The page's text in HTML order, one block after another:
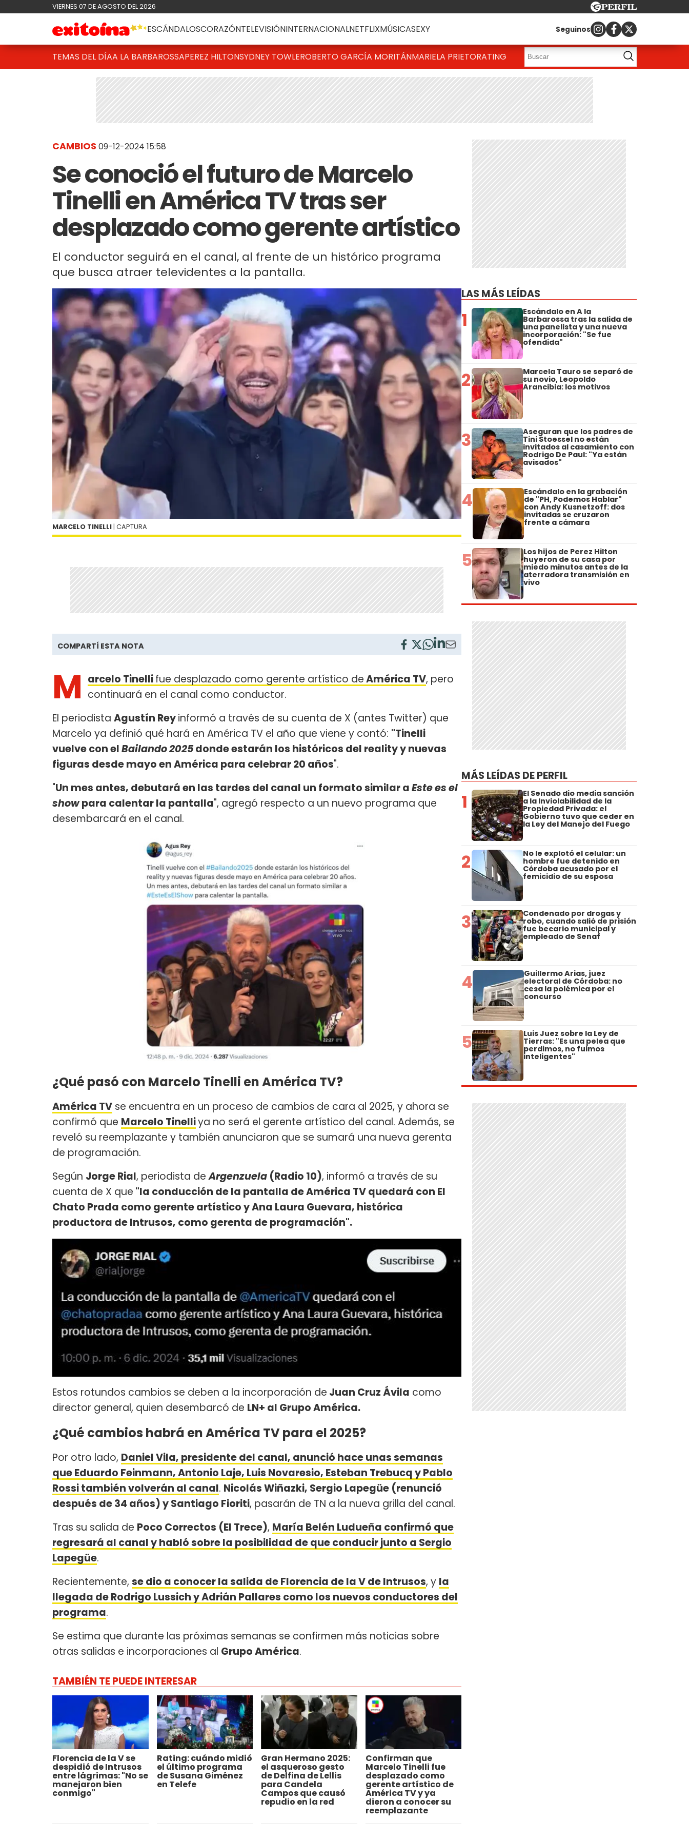
VIERNES 07 DE AGOSTO DEL 2026
ESCÁNDALOSCORAZÓNTELEVISIÓNINTERNACIONALNETFLIXMÚSICASEXY Seguinos
TEMAS DEL DÍAA LA BARBAROSSAPEREZ HILTONSYDNEY TOWLEROBERTO GARCÍA MORITÁNMARIELA PRIETORATING
CAMBIOS 09-12-2024 15:58
Se conoció el futuro de Marcelo
Tinelli en América TV tras ser
desplazado como gerente artístico
El conductor seguirá en el canal, al frente de un histórico programa
que busca atraer televidentes a la pantalla.
MARCELO TINELLI | CAPTURA
COMPARTÍ ESTA NOTA
M arcelo Tinellifue desplazado como gerente artístico deAmérica TV, pero
continuará en el canal como conductor.
El periodista Agustín Reyinformó a través de su cuenta de X (antes Twitter) que
Marcelo ya definió qué hará en América TV el año que viene y contó: "Tinelli
vuelve con elBailando 2025donde estarán los históricos del reality y nuevas
figuras desde mayo en América para celebrar 20 años".
"Un mes antes, debutará en las tardes del canal un formato similar aEste es el
showpara calentar la pantalla", agregó respecto a un nuevo programa que
desembarcará en el canal.
¿Qué pasó con Marcelo Tinelli en América TV?
América TV se encuentra en un proceso de cambios de cara al 2025, y ahora se
confirmó que Marcelo Tinelliya no será el gerente artístico del canal. Además, se
reveló su reemplazante y también anunciaron que se sumará una nueva gerenta
de programación.
Según Jorge Rial, periodista deArgenzuela (Radio 10), informó a través de su
cuenta de X que "la conducción de la pantalla de América TV quedará con El
Chato Prada como gerente artístico y Ana Laura Guevara, histórica
productora de Intrusos, como gerenta de programación".
Estos rotundos cambios se deben a la incorporación de Juan Cruz Ávila como
director general, quien desembarcó de LN+ al Grupo América.
¿Qué cambios habrá en América TV para el 2025?
Por otro lado, Daniel Vila, presidente del canal, anunció hace unas semanas
que Eduardo Feinmann, Antonio Laje, Luis Novaresio, Esteban Trebucq y Pablo
Rossi también volverán al canal. Nicolás Wiñazki, Sergio Lapegüe (renunció
después de 34 años) y Santiago Fioriti, pasarán de TN a la nueva grilla del canal.
Tras su salida de Poco Correctos (El Trece), María Belén Ludueña confirmó que
regresará al canal y habló sobre la posibilidad de que conducir junto a Sergio
Lapegüe.
Recientemente, se dio a conocer la salida de Florencia de la V de Intrusos, y la
llegada de Rodrigo Lussich y Adrián Pallares como los nuevos conductores del
programa.
Se estima que durante las próximas semanas se confirmen más noticias sobre
otras salidas e incorporaciones al Grupo América.
TAMBIÉN TE PUEDE INTERESAR
Florencia de la V se
despidió de Intrusos
entre lágrimas: "No se
manejaron bien
conmigo"
Rating: cuándo midió
el último programa
de Susana Giménez
en Telefe
Gran Hermano 2025:
el asqueroso gesto
de Delfina de Lellis
para Candela
Campos que causó
repudio en la red
Confirman que
Marcelo Tinelli fue
desplazado como
gerente artístico de
América TV y ya
dieron a conocer su
reemplazante
LAS MÁS LEÍDAS
1 Escándalo en A la
Barbarossa tras la salida de
una panelista y una nueva
incorporación: "Se fue
ofendida"
2 Marcela Tauro se separó de
su novio, Leopoldo
Arancibia: los motivos
3 Aseguran que los padres de
Tini Stoessel no están
invitados al casamiento con
Rodrigo De Paul: "Ya están
avisados"
4 Escándalo en la grabación
de "PH, Podemos Hablar"
con Andy Kusnetzoff: dos
invitadas se cruzaron
frente a cámara
5 Los hijos de Perez Hilton
huyeron de su casa por
miedo minutos antes de la
aterradora transmisión en
vivo
MÁS LEÍDAS DE PERFIL
1 El Senado dio media sanción
a la Inviolabilidad de la
Propiedad Privada: el
Gobierno tuvo que ceder en
la Ley del Manejo del Fuego
2 No le explotó el celular: un
hombre fue detenido en
Córdoba acusado por el
femicidio de su esposa
3 Condenado por drogas y
robo, cuando salió de prisión
fue becario municipal y
empleado de Senaf
4 Guillermo Arias, juez
electoral de Córdoba: no
cesa la polémica por el
concurso
5 Luis Juez sobre la Ley de
Tierras: "Es una pelea que
perdimos, no fuimos
inteligentes"